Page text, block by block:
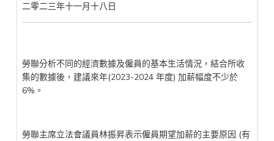
二零二三年十一月十八日
勞聯分析不同的經濟數據及僱員的基本生活情況，結合所收
集的數據後，建議來年(2023-2024 年度) 加薪幅度不少於
6%。
勞聯主席立法會議員林振昇表示僱員期望加薪的主要原因 (有